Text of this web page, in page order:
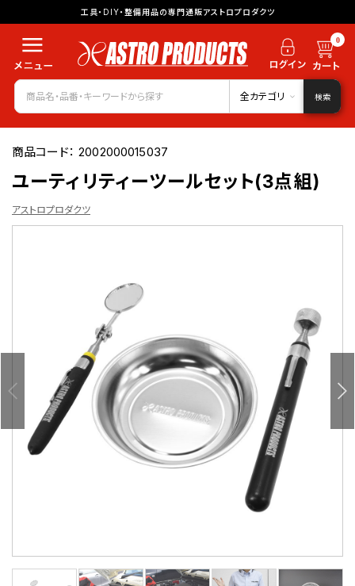
工具・DIY・整備用品の専門通販アストロプロダクツ
0
全カテゴリ 検索
商品コード：2002000015037
ユーティリティーツールセット(3点組)
アストロプロダクツ